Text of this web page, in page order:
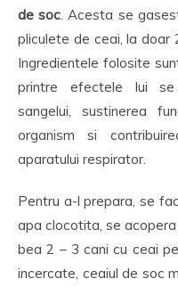
de soc . Acesta se
pliculete de ceai, la doar
Ingredientele folosite
printre efectele lui se
sangelui, sustinerea
organism si
aparatului respirator.
Pentru a-l prepara, se
apa clocotita, se
bea 2 – 3 cani cu ceai
incercate, ceaiul de soc